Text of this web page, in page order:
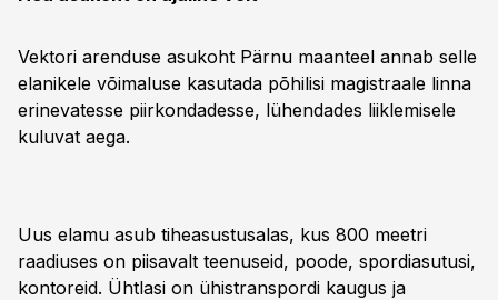
Vektori arenduse asukoht Pärnu maanteel annab selle
elanikele võimaluse kasutada põhilisi magistraale linna
erinevatesse piirkondadesse, lühendades liiklemisele
kuluvat aega.
Uus elamu asub tiheasustusalas, kus 800 meetri
raadiuses on piisavalt teenuseid, poode, spordiasutusi,
kontoreid. Ühtlasi on ühistranspordi kaugus ja